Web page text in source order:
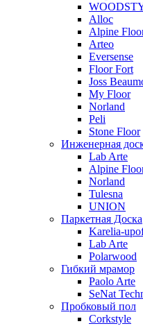
Alloc
Alpine
Arteo
Eversense
Floor Fort
Joss
My Floor
Norland
Peli
Stone Floor
Инженерная
Lab Arte
Alpine
Norland
Tulesna
UNION
Паркетная Доска
Karelia-
Lab Arte
Polarwood
Гибкий мрамор
Paolo Arte
SeNat
Пробковый пол
Corkstyle